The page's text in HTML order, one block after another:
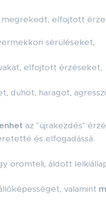
megrekedt, elfojtott
sérüléseket,
elfojtott érzéseket,
dühöt, haragot,
az "újrakezdés"
és elfogadássá.
örömteli, áldott
valamint